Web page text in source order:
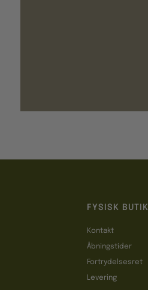
FYSISK BUTIK
Kontakt
Åbningstider
Fortrydelsesret
Levering